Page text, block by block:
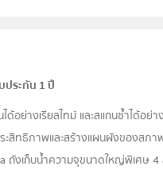
ประกัน 1 ปี
อย่างเรียลไทม์ และสแกนซ้ำได้อย่
ระสิทธิภาพและสร้างแผนผังของสภ
ถังเก็บน้ำความจุขนาดใหญ่พิเศษ